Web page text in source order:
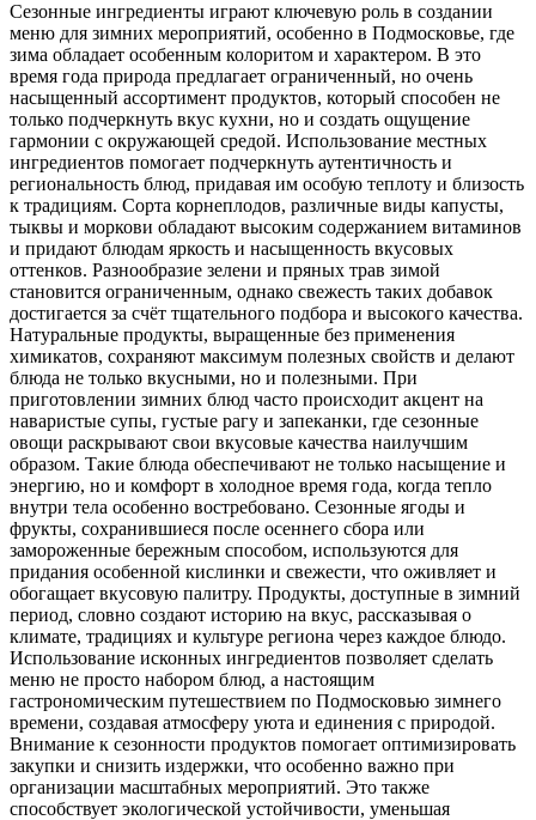
Сезонные ингредиенты играют ключевую роль в создании
меню для зимних мероприятий, особенно в Подмосковье, где
зима обладает особенным колоритом и характером. В это
время года природа предлагает ограниченный, но очень
насыщенный ассортимент продуктов, который способен не
только подчеркнуть вкус кухни, но и создать ощущение
гармонии с окружающей средой. Использование местных
ингредиентов помогает подчеркнуть аутентичность и
региональность блюд, придавая им особую теплоту и близость
к традициям. Сорта корнеплодов, различные виды капусты,
тыквы и моркови обладают высоким содержанием витаминов
и придают блюдам яркость и насыщенность вкусовых
оттенков. Разнообразие зелени и пряных трав зимой
становится ограниченным, однако свежесть таких добавок
достигается за счёт тщательного подбора и высокого качества.
Натуральные продукты, выращенные без применения
химикатов, сохраняют максимум полезных свойств и делают
блюда не только вкусными, но и полезными. При
приготовлении зимних блюд часто происходит акцент на
наваристые супы, густые рагу и запеканки, где сезонные
овощи раскрывают свои вкусовые качества наилучшим
образом. Такие блюда обеспечивают не только насыщение и
энергию, но и комфорт в холодное время года, когда тепло
внутри тела особенно востребовано. Сезонные ягоды и
фрукты, сохранившиеся после осеннего сбора или
замороженные бережным способом, используются для
придания особенной кислинки и свежести, что оживляет и
обогащает вкусовую палитру. Продукты, доступные в зимний
период, словно создают историю на вкус, рассказывая о
климате, традициях и культуре региона через каждое блюдо.
Использование исконных ингредиентов позволяет сделать
меню не просто набором блюд, а настоящим
гастрономическим путешествием по Подмосковью зимнего
времени, создавая атмосферу уюта и единения с природой.
Внимание к сезонности продуктов помогает оптимизировать
закупки и снизить издержки, что особенно важно при
организации масштабных мероприятий. Это также
способствует экологической устойчивости, уменьшая